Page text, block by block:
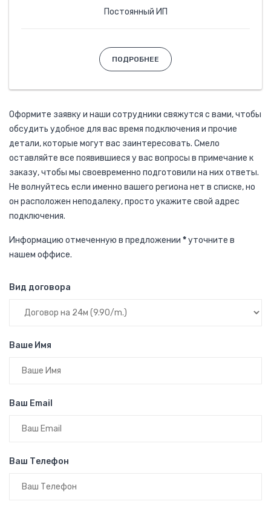
Постоянный ИП
ПОДРОБНЕЕ
Оформите заявку и наши сотрудники свяжутся с вами, чтобы
обсудить удобное для вас время подключения и прочие
детали, которые могут вас заинтересовать. Смело
оставляйте все появившиеся у вас вопросы в примечание к
заказу, чтобы мы своевременно подготовили на них ответы.
Не волнуйтесь если именно вашего региона нет в списке, но
он расположен неподалеку, просто укажите свой адрес
подключения.
Информацию отмеченную в предложении *уточните в
нашем оффисе.
Вид договора
Ваше Имя
Ваш Email
Ваш Телефон